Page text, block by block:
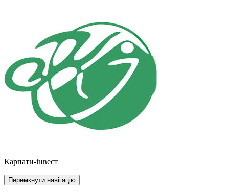
Карпати-інвест
Перемкнути навігацію